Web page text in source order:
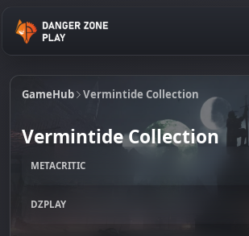
GameHub Vermintide Collection
Vermintide Collection
METACRITIC
DZPLAY